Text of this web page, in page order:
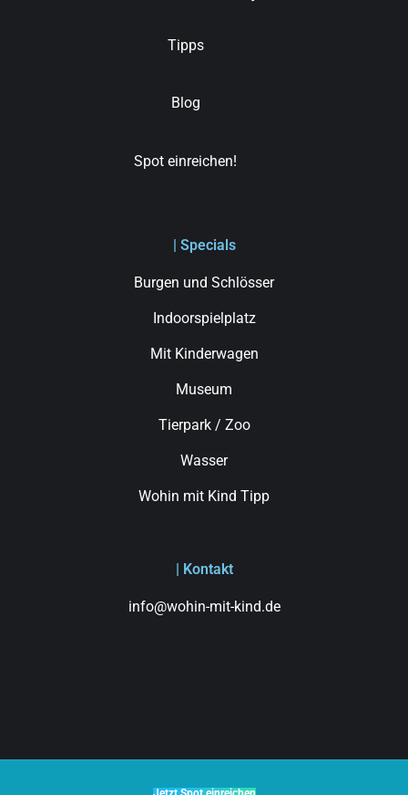
Tipps
Blog
Spot einreichen!
| Specials
Burgen und Schlösser
Indoorspielplatz
Mit Kinderwagen
Museum
Tierpark / Zoo
Wasser
Wohin mit Kind Tipp
| Kontakt
info@wohin-mit-kind.de